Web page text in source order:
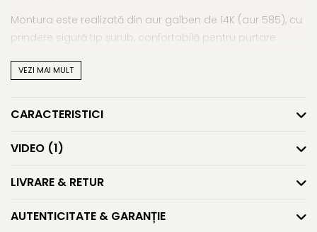
Montura este realizată din aur galben de 14K (aur 585), cu
prindere sigură tip șurub, confortabilă pentru purtare
fiind o alegere inspirată pentru femeile care preferă
sofisticată.
decercei cu perle mari
Caracteristici tehnice
Tipul perlei: perle naturale de apă dulce
VEZI MAI MULT
CARACTERISTICI
VIDEO (1)
LIVRARE & RETUR
AUTENTICITATE & GARANȚIE